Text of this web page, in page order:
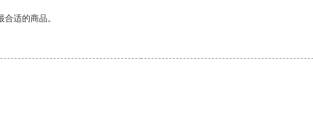
适的商品。